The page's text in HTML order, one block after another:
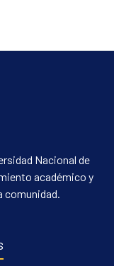
Nacional de
académico y
comunidad.